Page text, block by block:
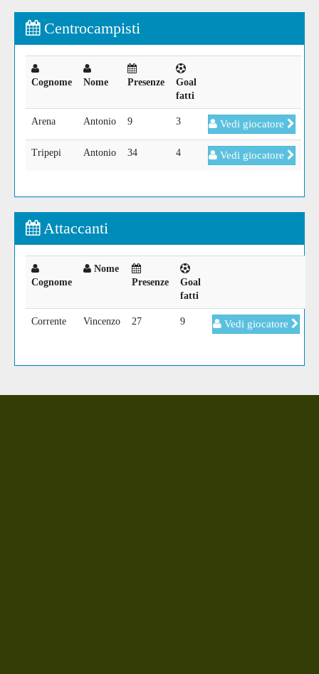
Centrocampisti
Cognome Nome Presenze
Goal
fatti
Arena Antonio 9 3 Vedi giocatore
Tripepi Antonio 34 4 Vedi giocatore
Attaccanti
Cognome
Nome
Presenze
Goal
fatti
Corrente Vincenzo 27 9 Vedi giocatore